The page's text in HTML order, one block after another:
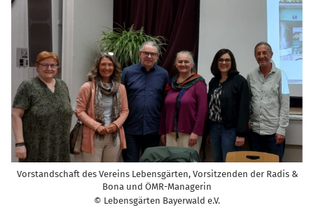
Vorstandschaft des Vereins Lebensgärten, Vorsitzenden der Radis &
Bona und ÖMR-Managerin
© Lebensgärten Bayerwald e.V.